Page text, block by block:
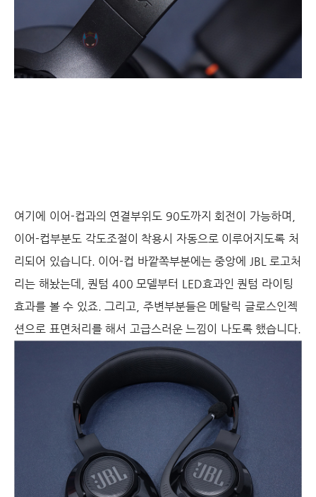
여기에 이어-컵과의 연결부위도 90도까지 회전이 가능하며,
이어-컵부분도 각도조절이 착용시 자동으로 이루어지도록 처
리되어 있습니다. 이어-컵 바깥쪽부분에는 중앙에 JBL 로고처
리는 해놨는데, 퀀텀 400 모델부터 LED효과인 퀀텀 라이팅
효과를 볼 수 있죠. 그리고, 주변부분들은 메탈릭 글로스인젝
션으로 표면처리를 해서 고급스러운 느낌이 나도록 했습니다.